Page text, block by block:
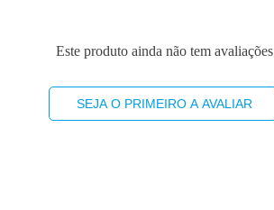
Este produto ainda não tem avaliações
SEJA O PRIMEIRO A AVALIAR